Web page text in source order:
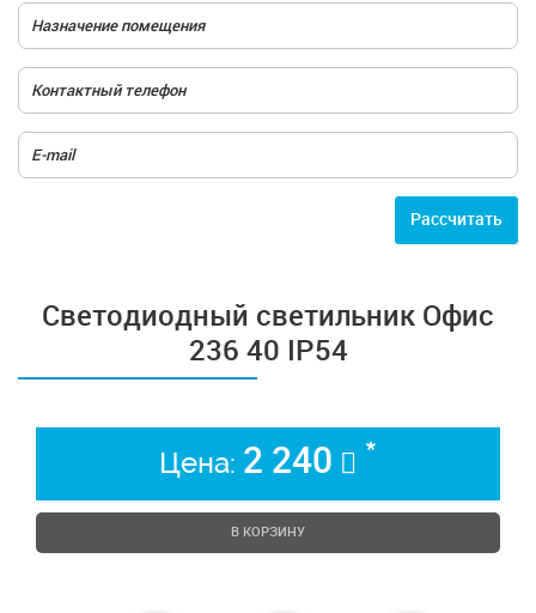
Расcчитать
Светодиодный светильник Офис
236 40 IP54
Цена: 2 240 *
В КОРЗИНУ